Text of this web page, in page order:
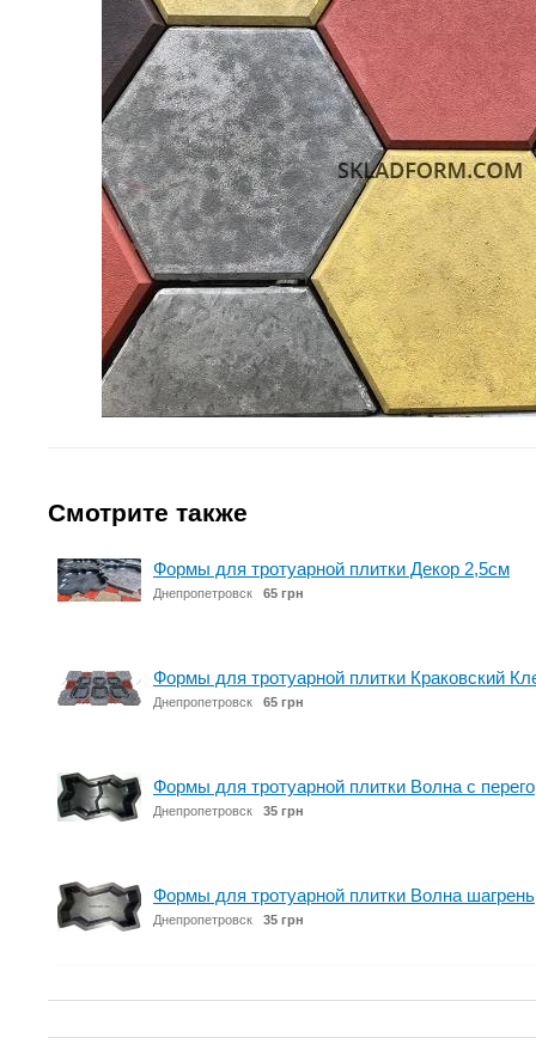
Смотрите также
Формы для тротуарной плитки Декор 2,5см
Днепропетровск 65 грн
Формы для тротуарной плитки Краковский
Днепропетровск 65 грн
Формы для тротуарной плитки Волна с
Днепропетровск 35 грн
Формы для тротуарной плитки Волна шагрень
Днепропетровск 35 грн